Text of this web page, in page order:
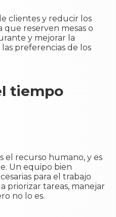
clientes y reducir los
que reserven mesas o
y mejorar la
preferencias de los
tiempo
el recurso humano, y es
Un equipo bien
para el trabajo
priorizar tareas, manejar
no lo es.